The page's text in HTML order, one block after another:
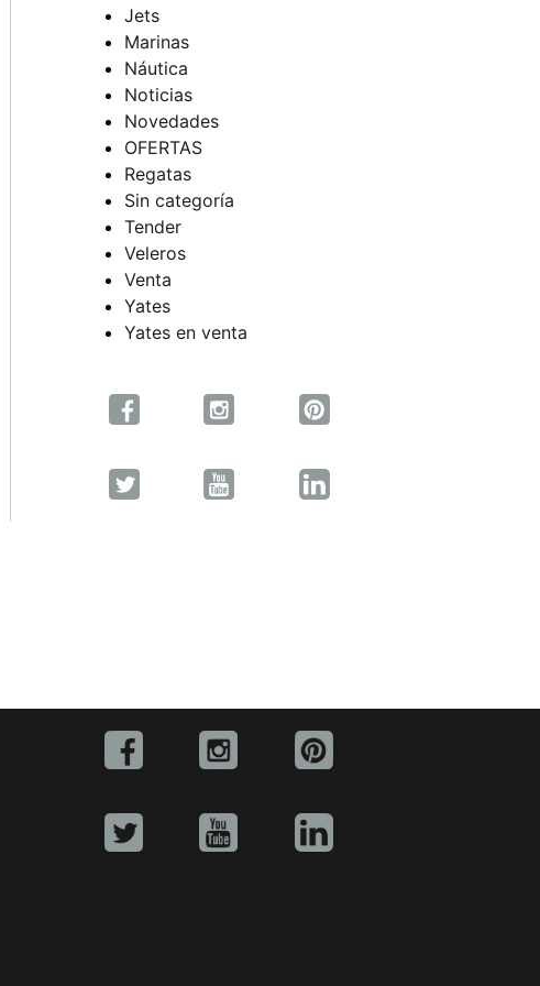
Jets
Marinas
Náutica
Noticias
Novedades
OFERTAS
Regatas
Sin categoría
Tender
Veleros
Venta
Yates
Yates en venta